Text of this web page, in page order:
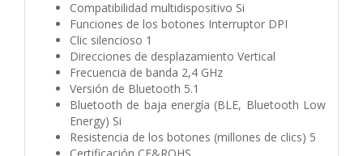
Compatibilidad multidispositivo Si
Funciones de los botones Interruptor DPI
Clic silencioso 1
Direcciones de desplazamiento Vertical
Frecuencia de banda 2,4 GHz
Versión de Bluetooth 5.1
Bluetooth de baja energía (BLE, Bluetooth Low
Energy) Si
Resistencia de los botones (millones de clics) 5
Certificación CE&ROHS